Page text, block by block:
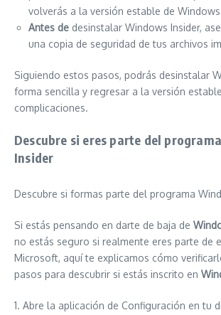
volverás a la versión estable de
Antes de desinstalar Windows Insider,
una copia de seguridad de tus archivos
Siguiendo estos pasos, podrás desinstalar
forma sencilla y regresar a la versión
complicaciones.
Descubre si eres parte del
Insider
Descubre si formas parte del programa
Si estás pensando en darte de baja de
no estás seguro si realmente eres parte de
Microsoft, aquí te explicamos cómo
pasos para descubrir si estás inscrito en
1. Abre la aplicación de Configuración en tu